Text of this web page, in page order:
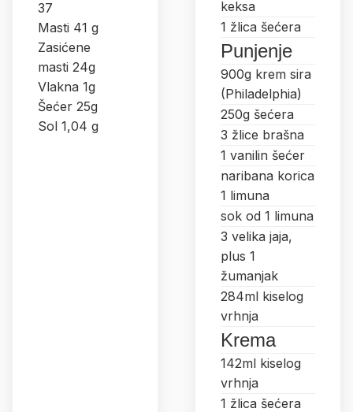
37
Masti 41 g
Zasićene
masti 24g
Vlakna 1g
Šećer 25g
Sol 1,04 g
keksa
1 žlica šećera
Punjenje
900g krem sira
(Philadelphia)
250g šećera
3 žlice brašna
1 vanilin šećer
naribana korica
1 limuna
sok od 1 limuna
3 velika jaja,
plus 1
žumanjak
284ml kiselog
vrhnja
Krema
142ml kiselog
vrhnja
1 žlica šećera